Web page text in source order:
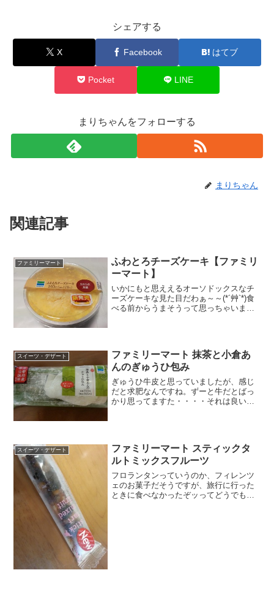
シェアする
X Facebook はてブ
Pocket LINE
まりちゃんをフォローする
まりちゃん
関連記事
ファミリーマート
ふわとろチーズケーキ【ファミリ
ーマート】
いかにもと思ええるオーソドックスなチ
ーズケーキな見た目だわぁ～～(*´艸`*)食
べる前からうまそうって思っちゃいま
も。栄養成分表面のくす...
スイーツ・デザート
ファミリーマート 抹茶と小倉あ
んのぎゅうひ包み
ぎゅうひ牛皮と思っていましたが、感じ
だと求肥なんですね。ずーと牛だとばっ
かり思ってますた・・・・それは良いと
スイーツ・デザート
ファミリーマート スティックタ
ルトミックスフルーツ
フロランタンっていうのか、フィレンツ
ェのお菓子だそうですが、旅行に行った
ときに食べなかったぞッってどうでもい